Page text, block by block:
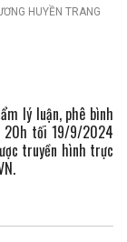
HUYỀN TRANG
lý luận, phê bình
20h tối 19/9/2024
truyền hình trực